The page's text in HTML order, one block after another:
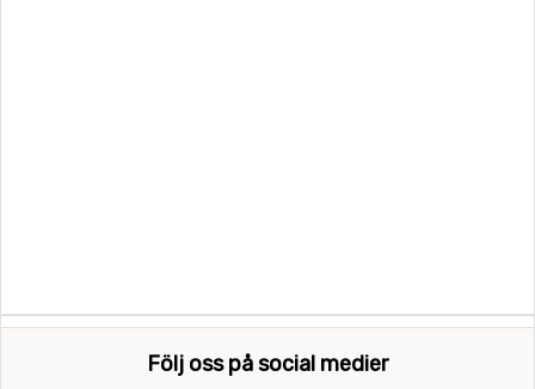
Följ oss på social medier